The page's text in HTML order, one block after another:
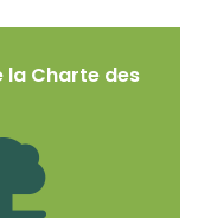
la Charte des